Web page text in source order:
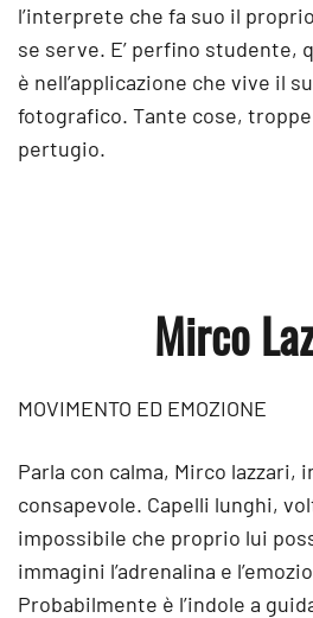
l’interprete che fa suo il
se serve. E’ perfino studente,
è nell’applicazione che vive il
fotografico. Tante cose,
pertugio.
Mirco
MOVIMENTO ED EMOZIONE
Parla con calma, Mirco lazzari,
consapevole. Capelli lunghi,
impossibile che proprio lui
immagini l’adrenalina e
Probabilmente è l’indole a